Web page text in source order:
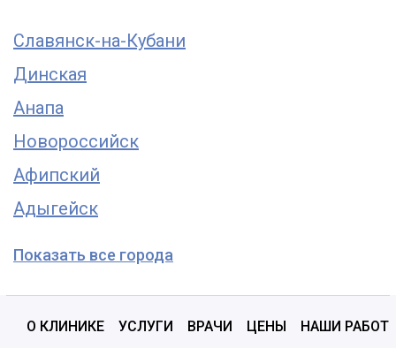
Славянск-на-Кубани
Динская
Анапа
Новороссийск
Афипский
Адыгейск
Показать все города
О КЛИНИКЕ УСЛУГИ ВРАЧИ ЦЕНЫ НАШИ